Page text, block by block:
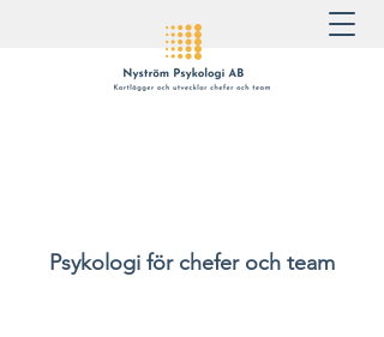
Psykologi för chefer och team